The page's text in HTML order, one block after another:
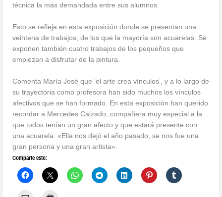
técnica la más demandada entre sus alumnos.
Esto se refleja en esta exposición donde se presentan una
veintena de trabajos, de los que la mayoría son acuarelas. Se
exponen también cuatro trabajos de los pequeños que
empiezan a disfrutar de la pintura.
Comenta María José que ‘el arte crea vínculos’, y a lo largo de
su trayectoria como profesora han sido muchos los vínculos
afectivos que se han formado. En esta exposición han querido
recordar a Mercedes Calzado, compañera muy especial a la
que todos tenían un gran afecto y que estará presente con
una acuarela. «Ella nos dejó el año pasado, se nos fue una
gran persona y una gran artista».
Comparte esto: